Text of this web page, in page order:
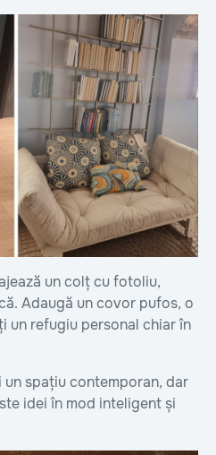
un colț cu fotoliu,
Adaugă un covor pufos, o
un refugiu personal chiar în
spațiu contemporan, dar
idei în mod inteligent și